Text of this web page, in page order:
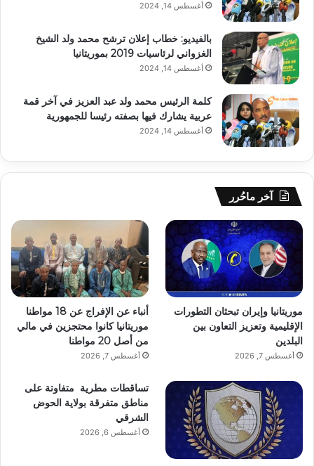
أغسطس 14, 2024
بالفيديو: خطاب إعلان ترشح محمد ولد الشيخ
الغزواني لرئاسيات 2019 بموريتانيا
أغسطس 14, 2024
كلمة الرئيس محمد ولد عبد العزيز في آخر قمة
عربية يشارك فيها بصفته رئيسا للجمهورية
أغسطس 14, 2024
آخر ماحُرر
موريتانيا وإيران تبحثان التطورات
الإقليمية وتعزيز التعاون بين
البلدين
أغسطس 7, 2026
أنباء عن الإفراج عن 18 مواطنا
موريتانيا كانوا محتجزين في مالي
من أصل 20 مواطنا
أغسطس 7, 2026
تساقطات مطرية متفاوتة على
مناطق متفرقة بولاية الحوض
الشرقي
أغسطس 6, 2026